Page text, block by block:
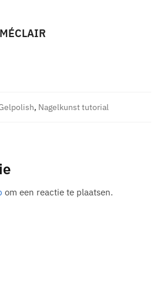
, Nagelkunst tutorial
om een reactie te plaatsen.